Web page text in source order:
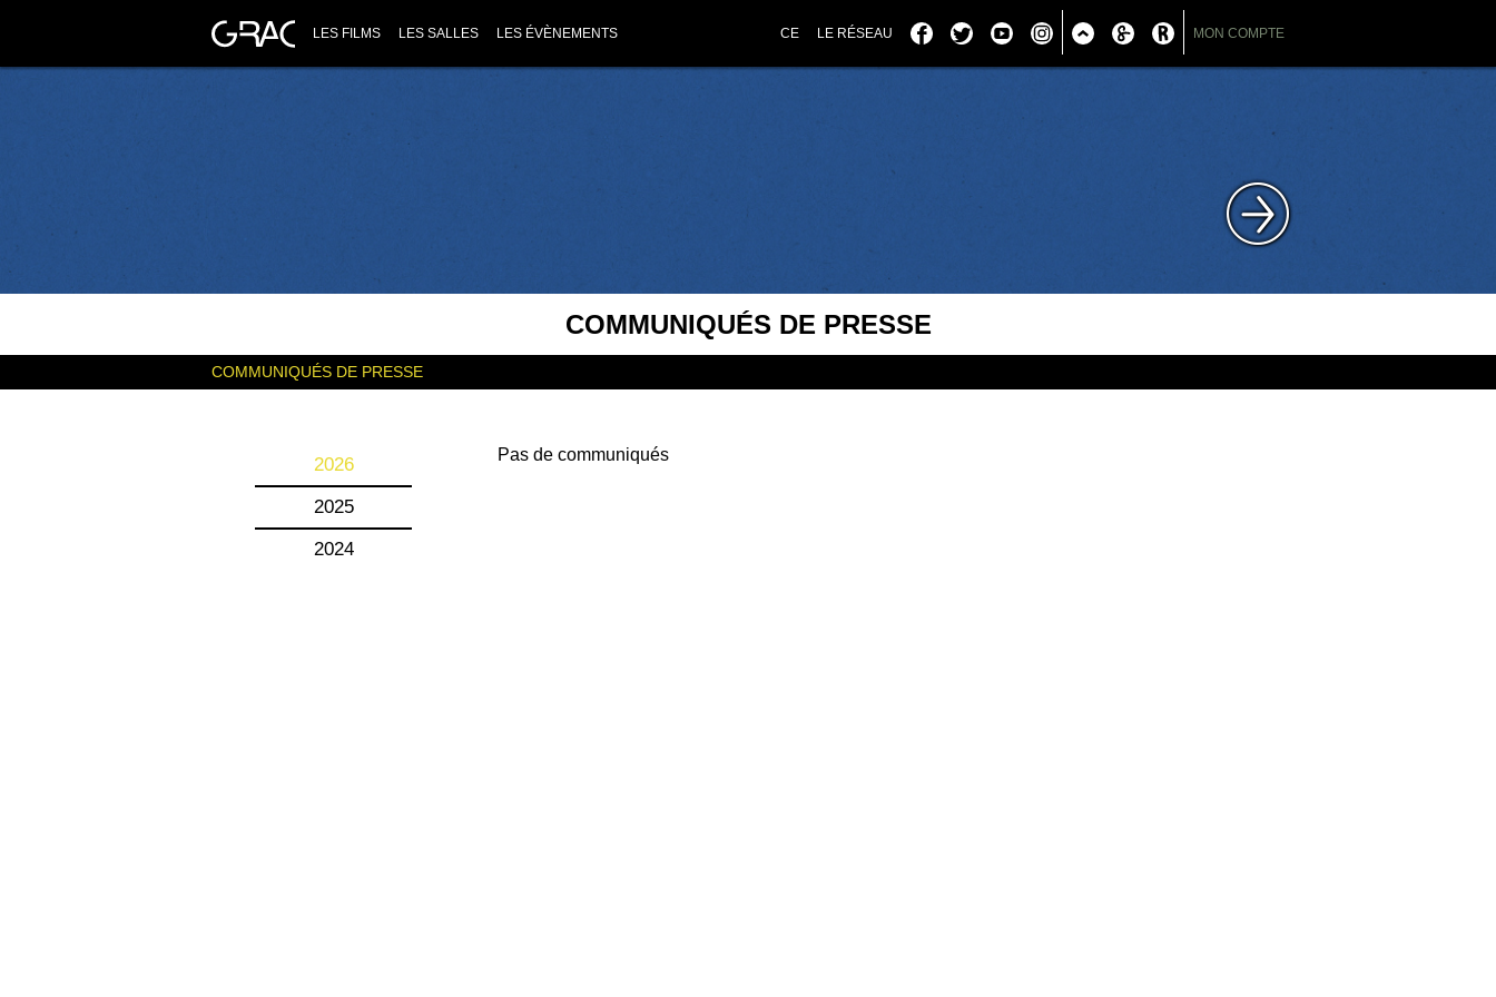
LES FILMS LES SALLES LES ÉVÈNEMENTS CE LE RÉSEAU MON COMPTE
COMMUNIQUÉS DE PRESSE
COMMUNIQUÉS DE PRESSE
2026
2025
2024
Pas de communiqués